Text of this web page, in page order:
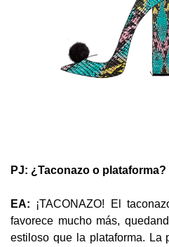
PJ: ¿Taconazo o plataforma?
EA: ¡TACONAZO! El
favorece mucho más,
estiloso que la plataforma. La